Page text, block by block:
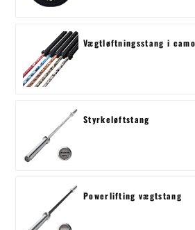
Vægtløftningsstang i
Styrkeløftstang
Powerlifting vægtstang